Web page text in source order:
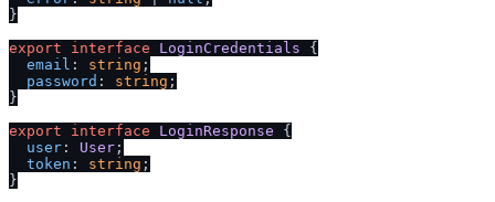
}
export
interface LoginCredentials {
email : string ;
password : string ;
}
export
interface LoginResponse {
user : User ;
token : string ;